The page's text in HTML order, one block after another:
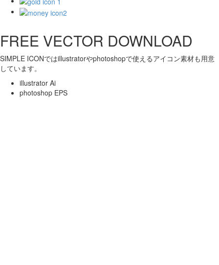
FREE VECTOR DOWNLOAD
SIMPLE ICONではillustratorやphotoshopで使えるアイコン素材も用意
しています。
illustrator Ai
photoshop EPS